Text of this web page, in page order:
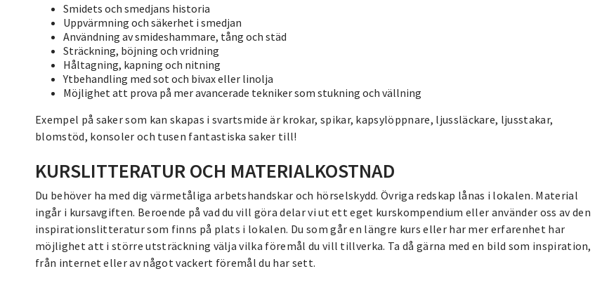
Smidets och smedjans historia
Uppvärmning och säkerhet i smedjan
Användning av smideshammare, tång och städ
Sträckning, böjning och vridning
Håltagning, kapning och nitning
Ytbehandling med sot och bivax eller linolja
Möjlighet att prova på mer avancerade tekniker som stukning och vällning
Exempel på saker som kan skapas i svartsmide är krokar, spikar, kapsylöppnare, ljussläckare, ljusstakar,
blomstöd, konsoler och tusen fantastiska saker till!
KURSLITTERATUR OCH MATERIALKOSTNAD
Du behöver ha med dig värmetåliga arbetshandskar och hörselskydd. Övriga redskap lånas i lokalen. Material
ingår i kursavgiften. Beroende på vad du vill göra delar vi ut ett eget kurskompendium eller använder oss av den
inspirationslitteratur som finns på plats i lokalen. Du som går en längre kurs eller har mer erfarenhet har
möjlighet att i större utsträckning välja vilka föremål du vill tillverka. Ta då gärna med en bild som inspiration,
från internet eller av något vackert föremål du har sett.